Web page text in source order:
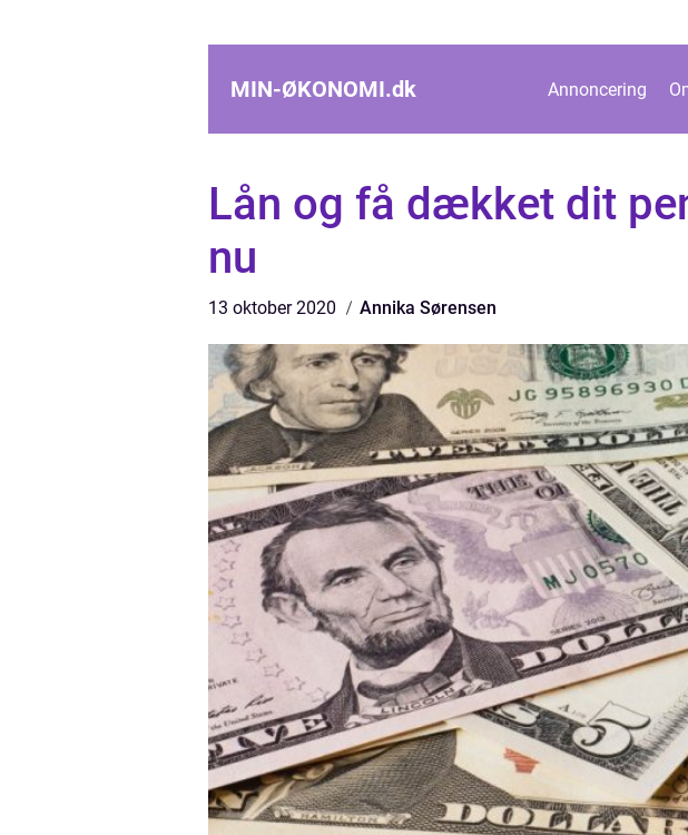
MIN-ØKONOMI.dk Annoncering
Lån og få dækket dit
nu
13 oktober 2020 Annika Sørensen